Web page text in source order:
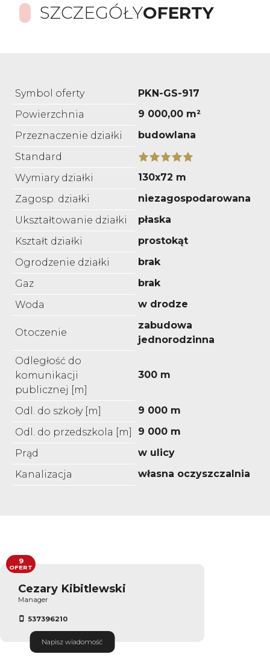
SZCZEGÓŁYOFERTY
Symbol oferty
PKN-GS-917
Powierzchnia
9 000,00 m²
Przeznaczenie działki
budowlana
Standard
Wymiary działki
130x72 m
Zagosp. działki
niezagospodarowana
Ukształtowanie działki
płaska
Kształt działki
prostokąt
Ogrodzenie działki
brak
Gaz
brak
Woda
w drodze
Otoczenie
zabudowa
jednorodzinna
Odległość do
komunikacji
publicznej [m]
300 m
Odl. do szkoły [m]
9 000 m
Odl. do przedszkola [m]
9 000 m
Prąd
w ulicy
Kanalizacja
własna oczyszczalnia
Cezary Kibitlewski
Manager
537396210
Napisz wiadomość
9
OFERT